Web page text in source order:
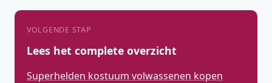
VOLGENDE STAP
Lees het complete overzicht
Superhelden kostuum volwassenen kopen